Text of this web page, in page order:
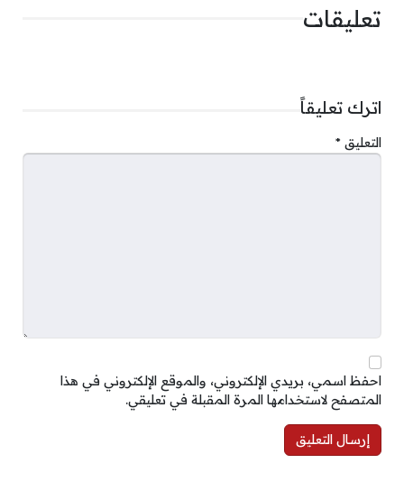
تعليقات
اترك تعليقاً
التعليق *
احفظ اسمي، بريدي الإلكتروني، والموقع الإلكتروني في هذا
المتصفح لاستخدامها المرة المقبلة في تعليقي.